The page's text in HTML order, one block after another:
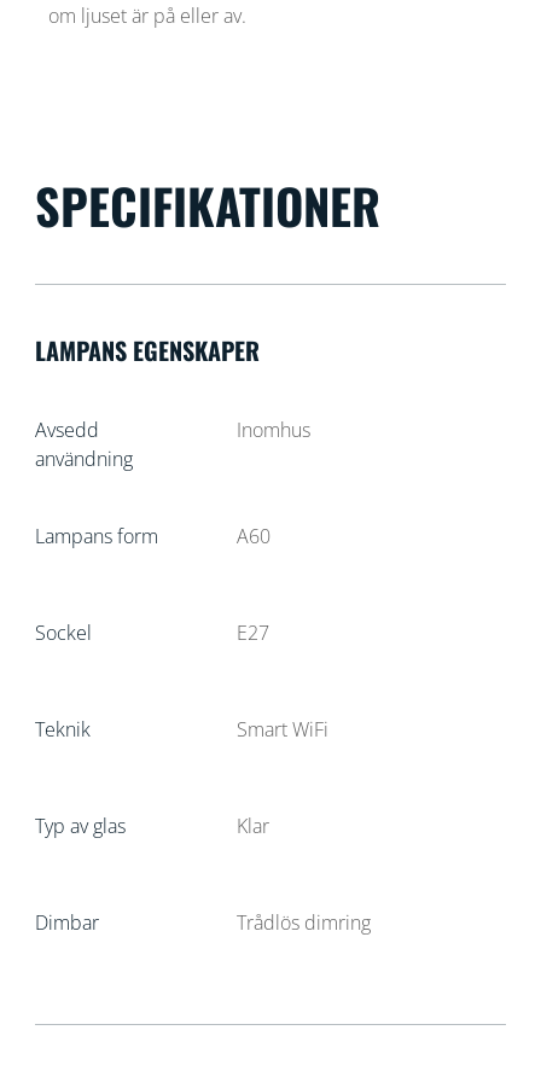
om ljuset är på eller av.
SPECIFIKATIONER
LAMPANS EGENSKAPER
Avsedd
användning
Inomhus
Lampans form A60
Sockel E27
Teknik Smart WiFi
Typ av glas Klar
Dimbar Trådlös dimring